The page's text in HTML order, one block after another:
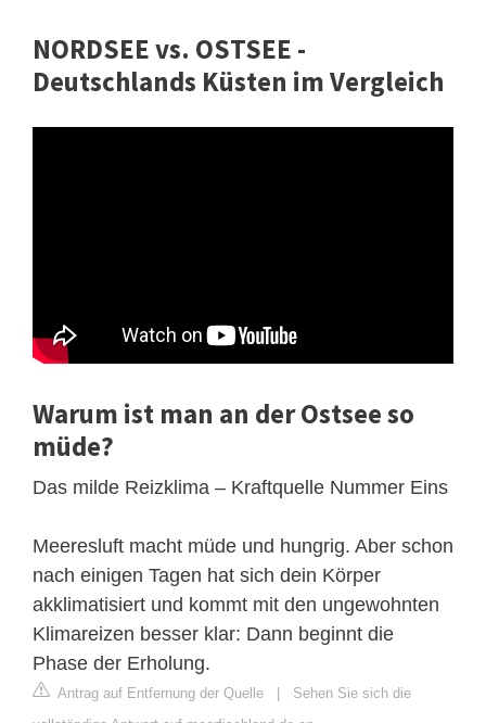
NORDSEE vs. OSTSEE -
Deutschlands Küsten im Vergleich
Warum ist man an der Ostsee so
müde?
Das milde Reizklima – Kraftquelle Nummer Eins
Meeresluft macht müde und hungrig. Aber schon
nach einigen Tagen hat sich dein Körper
akklimatisiert und kommt mit den ungewohnten
Klimareizen besser klar: Dann beginnt die
Phase der Erholung.
Antrag auf Entfernung der Quelle | Sehen Sie sich die